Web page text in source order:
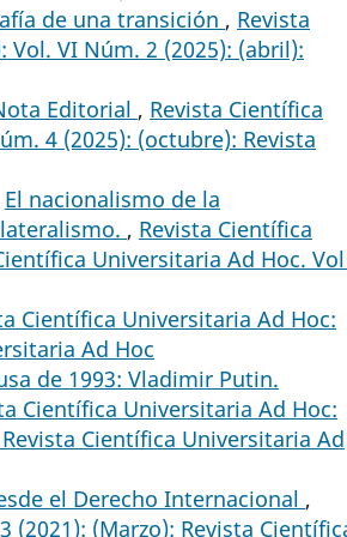
de una transición , Revista
VI Núm. 2 (2025): (abril):
Editorial , Revista Científica
4 (2025): (octubre): Revista
El nacionalismo de la
, Revista Científica
Universitaria Ad Hoc.
Científica Universitaria Ad Hoc:
Ad Hoc
de 1993: Vladimir Putin.
Científica Universitaria Ad Hoc:
Científica Universitaria Ad
el Derecho Internacional ,
(2021): (Marzo): Revista